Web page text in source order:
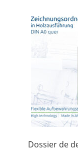
Dossier de